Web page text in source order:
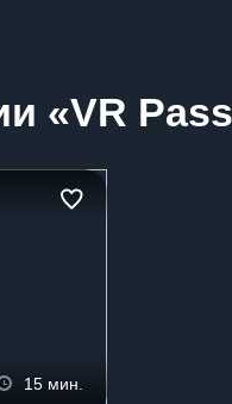
«VR
15 мин.